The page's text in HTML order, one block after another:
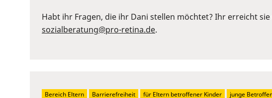
Habt ihr Fragen, die ihr Dani stellen möchtet? Ihr erreicht
sozialberatung@pro-retina.de.
Bereich Eltern Barrierefreiheit für Eltern betroffener Kinder junge